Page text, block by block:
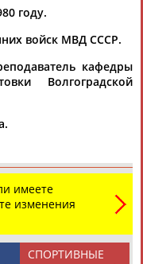
Загалав
году.
войск МВД СССР.
кафедры
Волгоградской
имеете
изменения
СПОРТИВНЫЕ